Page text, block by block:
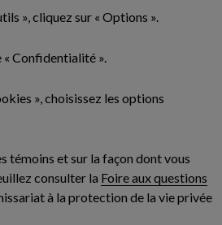
», cliquez sur « Options ».
« Confidentialité ».
», choisissez les options
témoins et sur la façon dont vous
consulter la Foire aux questions
à la protection de la vie privée